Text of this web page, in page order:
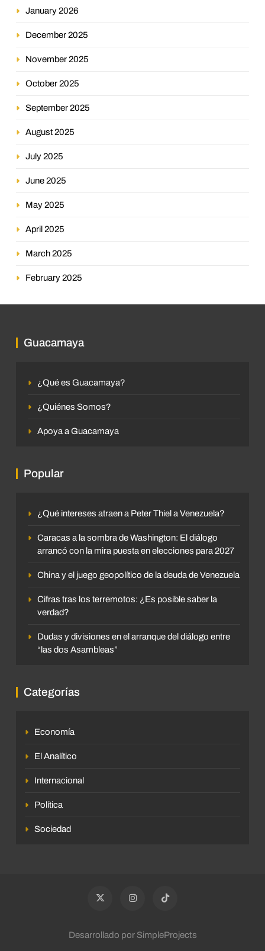
January 2026
December 2025
November 2025
October 2025
September 2025
August 2025
July 2025
June 2025
May 2025
April 2025
March 2025
February 2025
Guacamaya
¿Qué es Guacamaya?
¿Quiénes Somos?
Apoya a Guacamaya
Popular
¿Qué intereses atraen a Peter Thiel a Venezuela?
Caracas a la sombra de Washington: El diálogo
arrancó con la mira puesta en elecciones para 2027
China y el juego geopolítico de la deuda de Venezuela
Cifras tras los terremotos: ¿Es posible saber la
verdad?
Dudas y divisiones en el arranque del diálogo entre
“las dos Asambleas”
Categorías
Economía
El Analítico
Internacional
Política
Sociedad
Desarrollado por SimpleProjects